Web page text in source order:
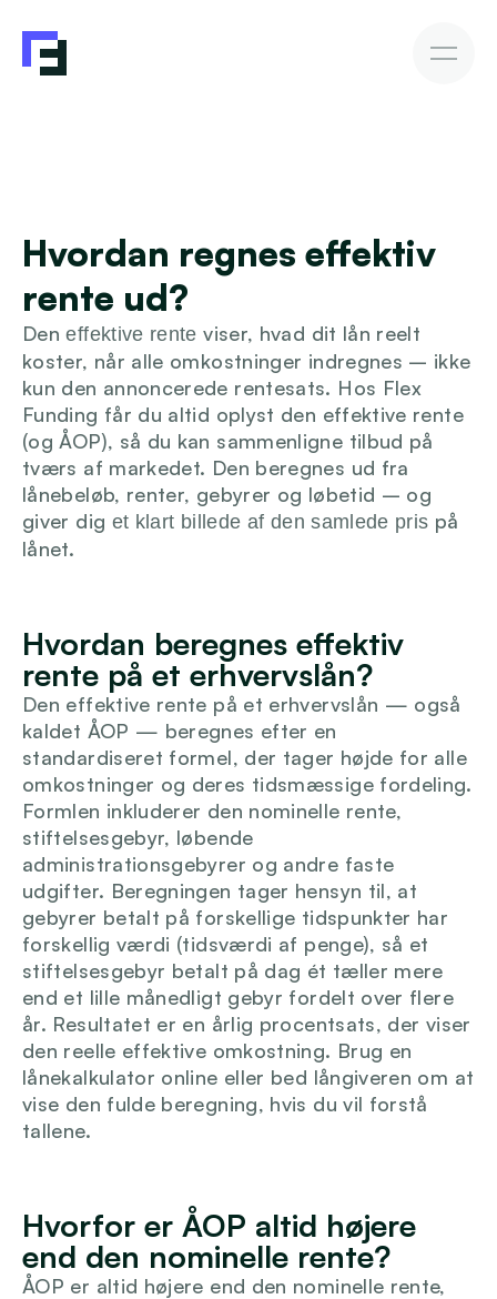
Finansiering
For investorer
Viden
Blive investor
Login
Hvordan regnes effektiv
rente ud?
Den effektive rente viser, hvad dit lån reelt
koster, når alle omkostninger indregnes – ikke
kun den annoncerede rentesats. Hos Flex
Funding får du altid oplyst den effektive rente
(og ÅOP), så du kan sammenligne tilbud på
tværs af markedet. Den beregnes ud fra
lånebeløb, renter, gebyrer og løbetid – og
giver dig et klart billede af den samlede pris på
lånet.
Hvordan beregnes effektiv
rente på et erhvervslån?
Den effektive rente på et erhvervslån — også
kaldet ÅOP — beregnes efter en
standardiseret formel, der tager højde for alle
omkostninger og deres tidsmæssige fordeling.
Formlen inkluderer den nominelle rente,
stiftelsesgebyr, løbende
administrationsgebyrer og andre faste
udgifter. Beregningen tager hensyn til, at
gebyrer betalt på forskellige tidspunkter har
forskellig værdi (tidsværdi af penge), så et
stiftelsesgebyr betalt på dag ét tæller mere
end et lille månedligt gebyr fordelt over flere
år. Resultatet er en årlig procentsats, der viser
den reelle effektive omkostning. Brug en
lånekalkulator online eller bed långiveren om at
vise den fulde beregning, hvis du vil forstå
tallene.
Hvorfor er ÅOP altid højere
end den nominelle rente?
ÅOP er altid højere end den nominelle rente,